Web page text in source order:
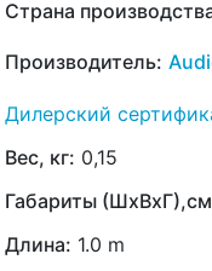
Страна
Производитель:
Дилерский
Вес, кг: 0,15
Габариты
Длина: 1.0 m